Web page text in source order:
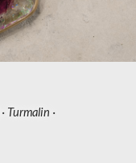
Turmalin